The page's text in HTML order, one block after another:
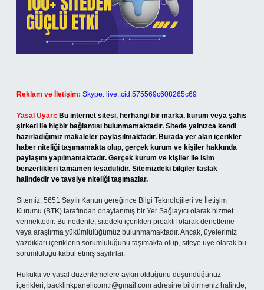
Reklam ve İletişim: Skype: live:.cid.575569c608265c69
Yasal Uyarı: Bu internet sitesi, herhangi bir marka, kurum veya şahıs
şirketi ile hiçbir bağlantısı bulunmamaktadır. Sitede yalnızca kendi
hazırladığımız makaleler paylaşılmaktadır. Burada yer alan içerikler
haber niteliği taşımamakta olup, gerçek kurum ve kişiler hakkında
paylaşım yapılmamaktadır. Gerçek kurum ve kişiler ile isim
benzerlikleri tamamen tesadüfidir. Sitemizdeki bilgiler taslak
halindedir ve tavsiye niteliği taşımazlar.
Sitemiz, 5651 Sayılı Kanun gereğince Bilgi Teknolojileri ve İletişim
Kurumu (BTK) tarafından onaylanmış bir Yer Sağlayıcı olarak hizmet
vermektedir. Bu nedenle, sitedeki içerikleri proaktif olarak denetleme
veya araştırma yükümlülüğümüz bulunmamaktadır. Ancak, üyelerimiz
yazdıkları içeriklerin sorumluluğunu taşımakta olup, siteye üye olarak bu
sorumluluğu kabul etmiş sayılırlar.
Hukuka ve yasal düzenlemelere aykırı olduğunu düşündüğünüz
içerikleri, backlinkpanelicomtr@gmail.com adresine bildirmeniz halinde,